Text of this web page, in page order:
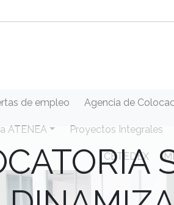
de empleo Agencia de
ATENEA Proyectos Integrales
CETEDEX